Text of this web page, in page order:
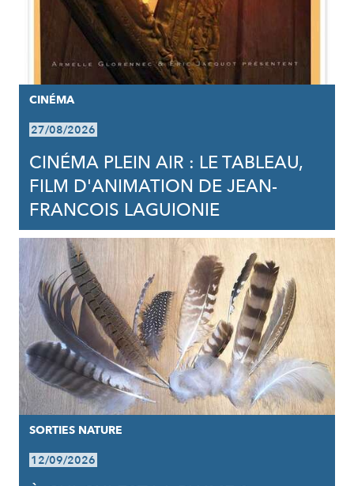
CINÉMA
27/08/2026
CINÉMA PLEIN AIR : LE TABLEAU,
FILM D'ANIMATION DE JEAN-
FRANCOIS LAGUIONIE
SORTIES NATURE
12/09/2026